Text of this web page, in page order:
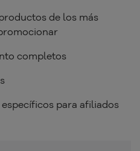
de los más
completos
para afiliados